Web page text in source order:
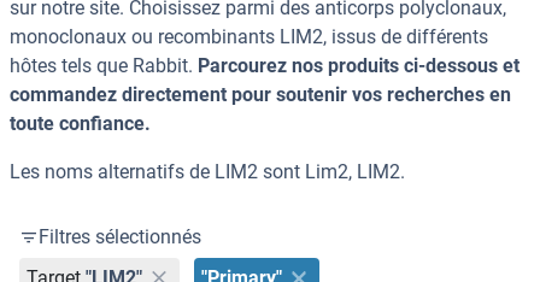
sur notre site. Choisissez parmi des anticorps polyclonaux,
monoclonaux ou recombinants LIM2, issus de différents
hôtes tels que Rabbit. Parcourez nos produits ci-dessous et
commandez directement pour soutenir vos recherches en
toute confiance.
Les noms alternatifs de LIM2 sont Lim2, LIM2.
Filtres sélectionnés
Target "LIM2" "Primary"